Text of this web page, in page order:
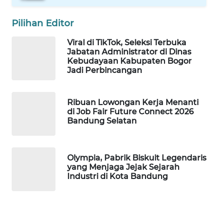
Pilihan Editor
Viral di TikTok, Seleksi Terbuka
Jabatan Administrator di Dinas
Kebudayaan Kabupaten Bogor
Jadi Perbincangan
Ribuan Lowongan Kerja Menanti
di Job Fair Future Connect 2026
Bandung Selatan
Olympia, Pabrik Biskuit Legendaris
yang Menjaga Jejak Sejarah
Industri di Kota Bandung
WAHANA